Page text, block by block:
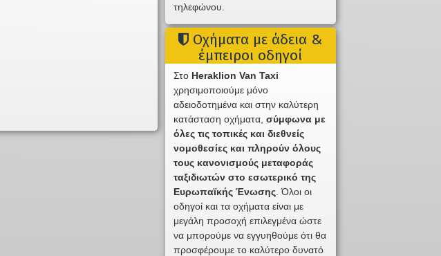
τηλεφώνου.
Οχήματα με άδεια &
έμπειροι οδηγοί
Στο Heraklion Van Taxi
χρησιμοποιούμε μόνο
αδειοδοτημένα και στην καλύτερη
κατάσταση οχήματα,σύμφωνα με
όλες τις τοπικές και διεθνείς
νομοθεσίες και πληρούν όλους
τους κανονισμούς μεταφοράς
ταξιδιωτών στο εσωτερικό της
Ευρωπαϊκής Ένωσης . Όλοι οι
οδηγοί και τα οχήματα είναι με
μεγάλη προσοχή επιλεγμένα ώστε
να μπορούμε να εγγυηθούμε ότι θα
προσφέρουμε το καλύτερο δυνατό